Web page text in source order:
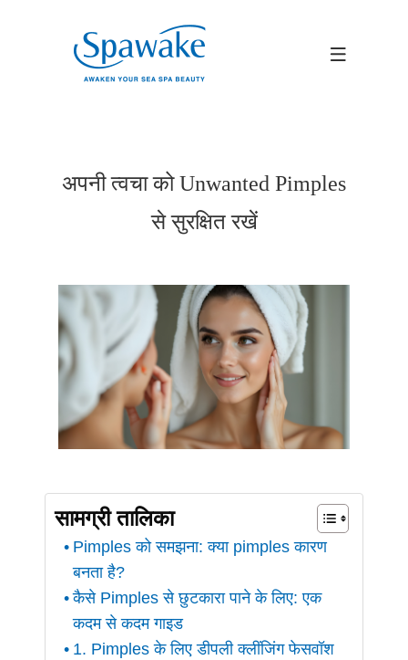
अपनी त्वचा को Unwanted Pimples
से सुरक्षित रखें
सामग्री तालिका
Pimples को समझना: क्या pimples कारण
बनता है?
कैसे Pimples से छुटकारा पाने के लिए: एक
कदम से कदम गाइड
1. Pimples के लिए डीपली क्लींजिंग फेसवॉश